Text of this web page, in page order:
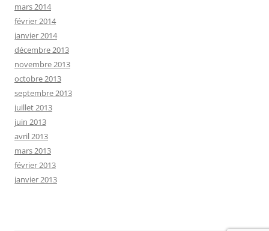
mars 2014
février 2014
janvier 2014
décembre 2013
novembre 2013
octobre 2013
septembre 2013
juillet 2013
juin 2013
avril 2013
mars 2013
février 2013
janvier 2013